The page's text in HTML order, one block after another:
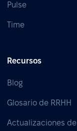
Pulse
Time
Recursos
Blog
Glosario de RRHH
Actualizaciones de